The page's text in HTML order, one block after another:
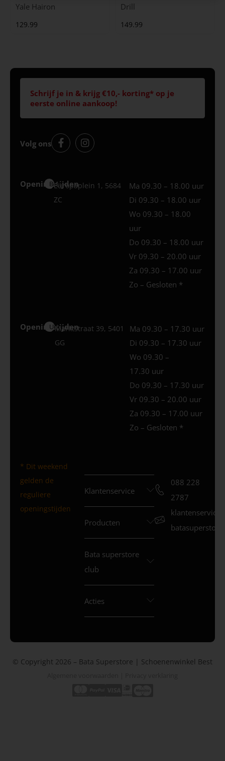
Yale Hairon
129.99
Drill
149.99
Schrijf je in & krijg €10,- korting* op je
eerste online aankoop!
Volg ons
Openingstijden
Best
Europaplein 1, 5684
ZC
Ma 09.30 – 18.00 uur
Di 09.30 – 18.00 uur
Wo 09.30 – 18.00
uur
Do 09.30 – 18.00 uur
Vr 09.30 – 20.00 uur
Za 09.30 – 17.00 uur
Zo – Gesloten *
Openingstijden
Uden
Marktstraat 39, 5401
GG
Ma 09.30 – 17.30 uur
Di 09.30 – 17.30 uur
Wo 09.30 –
17.30 uur
Do 09.30 – 17.30 uur
Vr 09.30 – 20.00 uur
Za 09.30 – 17.00 uur
Zo – Gesloten *
* Dit weekend
gelden de
reguliere
openingstijden
Klantenservice
Producten
Bata superstore
club
Acties
088 228
2787
© Copyright 2026 – Bata Superstore | Schoenenwinkel Best